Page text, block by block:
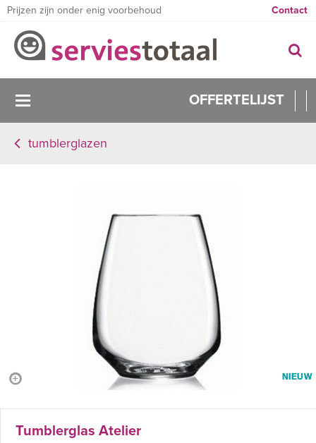
Prijzen zijn onder enig voorbehoud Contact
OFFERTELIJST
tumblerglazen
NIEUW
Tumblerglas Atelier